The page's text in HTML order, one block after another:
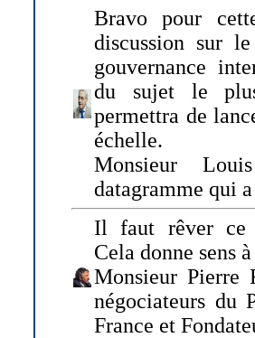
Bravo pour
discussion sur
gouvernance
du sujet le
permettra de
échelle.
Monsieur
datagramme qui
Il faut rêver ce
Cela donne sens
Monsieur Pierre
négociateurs du
France et